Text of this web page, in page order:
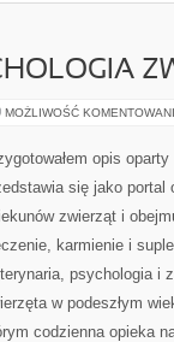
MOŻLIWOŚĆ
opis
się jako portal
zwierząt i
karmienie i
psychologia i
w podeszłym
codzienna opieka